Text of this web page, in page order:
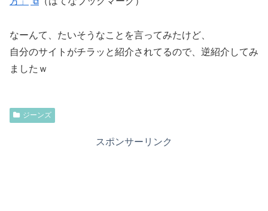
なーんて、たいそうなことを言ってみたけど、
自分のサイトがチラッと紹介されてるので、逆紹介してみ
ましたｗ
ジーンズ
スポンサーリンク